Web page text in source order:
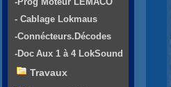
- Cablage Lokmaus
-Connécteurs.Décodes
-Doc Aux 1 à 4 LokSound
Travaux